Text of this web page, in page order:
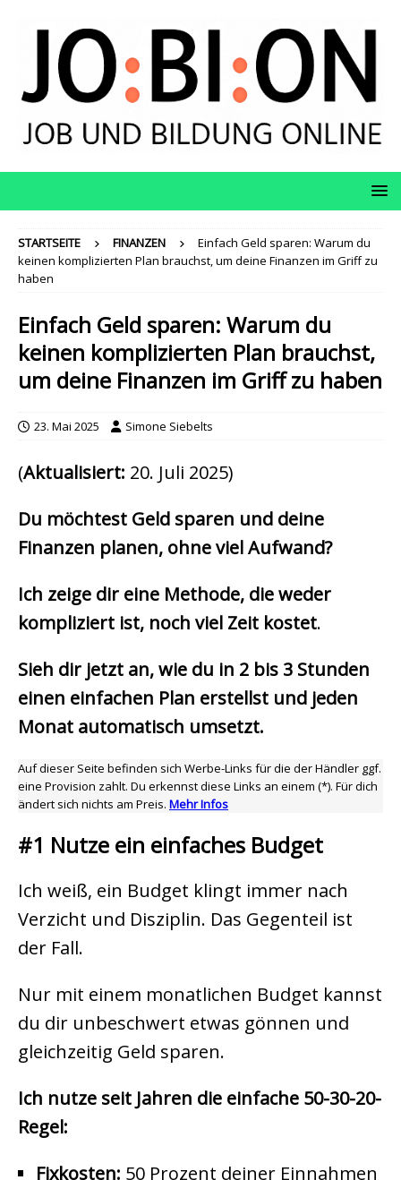
STARTSEITE FINANZEN
Einfach Geld sparen: Warum du
keinen komplizierten Plan brauchst, um deine Finanzen im Griff zu
haben
Einfach Geld sparen: Warum du
keinen komplizierten Plan brauchst,
um deine Finanzen im Griff zu haben
23. Mai 2025 Simone Siebelts
(Aktualisiert: 20. Juli 2025)
Du möchtest Geld sparen und deine
Finanzen planen, ohne viel Aufwand?
Ich zeige dir eine Methode, die weder
kompliziert ist, noch viel Zeit kostet.
Sieh dir jetzt an, wie du in 2 bis 3 Stunden
einen einfachen Plan erstellst und jeden
Monat automatisch umsetzt.
Auf dieser Seite befinden sich Werbe-Links für die der Händler ggf.
eine Provision zahlt. Du erkennst diese Links an einem (*). Für dich
ändert sich nichts am Preis. Mehr Infos
#1 Nutze ein einfaches Budget
Ich weiß, ein Budget klingt immer nach
Verzicht und Disziplin. Das Gegenteil ist
der Fall.
Nur mit einem monatlichen Budget kannst
du dir unbeschwert etwas gönnen und
gleichzeitig Geld sparen.
Ich nutze seit Jahren die einfache 50-30-20-
Regel:
Fixkosten: 50 Prozent deiner Einnahmen